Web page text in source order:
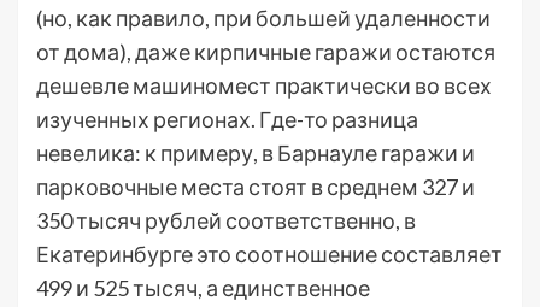
(но, как правило, при большей удаленности
от дома), даже кирпичные гаражи остаются
дешевле машиномест практически во всех
изученных регионах. Где-то разница
невелика: к примеру, в Барнауле гаражи и
парковочные места стоят в среднем 327 и
350 тысяч рублей соответственно, в
Екатеринбурге это соотношение составляет
499 и 525 тысяч, а единственное